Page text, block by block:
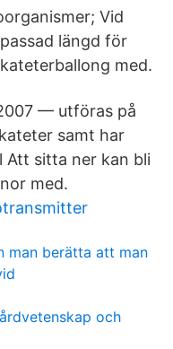
Vid
längd för
med.
— utföras på
samt har
Att sitta ner kan bli
med.
man berätta att man
och